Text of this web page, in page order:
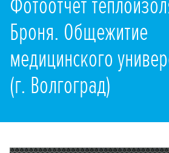
Фотоотчет
Броня. Общежитие
медицинского
(г. Волгоград)